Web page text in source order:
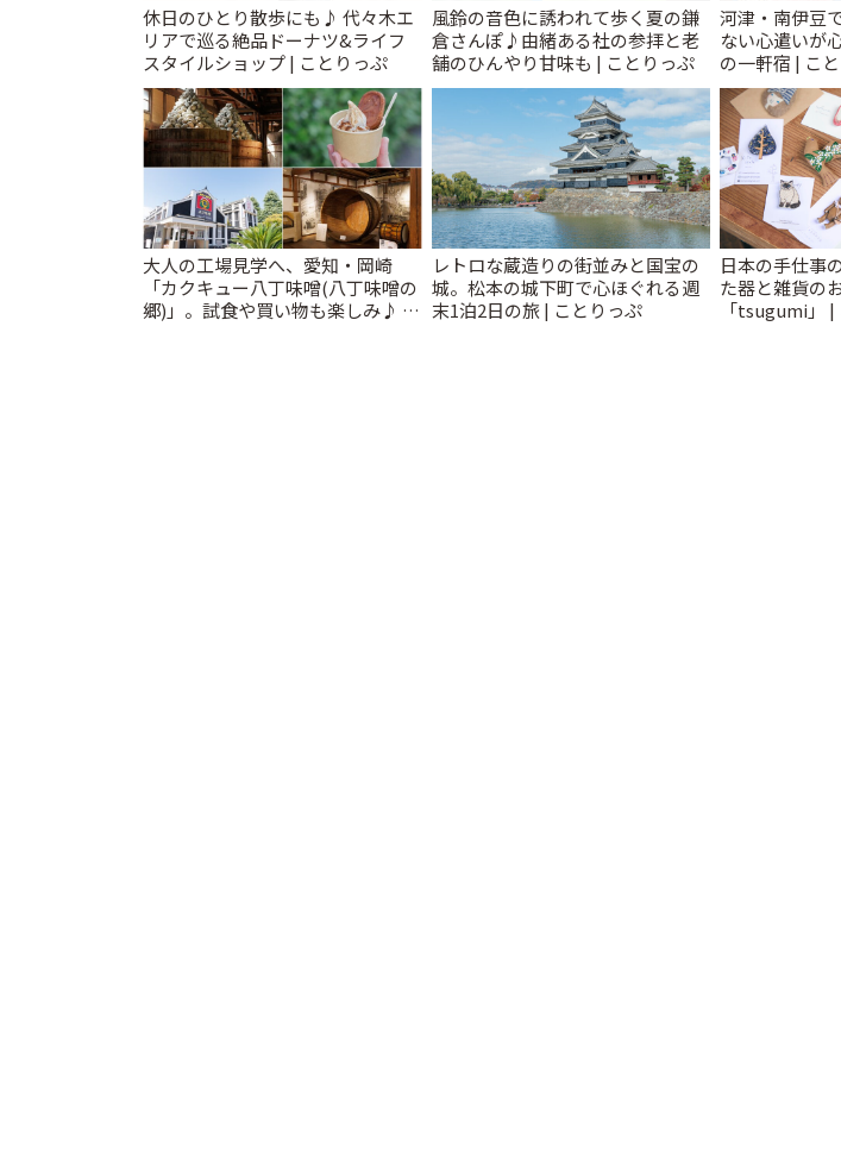
休日のひとり散歩にも♪ 代々木エ
リアで巡る絶品ドーナツ&ライフ
スタイルショップ | ことりっぷ
風鈴の音色に誘われて歩く夏の鎌
倉さんぽ♪由緒ある社の参拝と老
舗のひんやり甘味も | ことりっぷ
河津・南伊豆
ない心遣いが
の一軒宿 | こ
大人の工場見学へ、愛知・岡崎
「カクキュー八丁味噌(八丁味噌の
郷)」。試食や買い物も楽しみ♪ |
レトロな蔵造りの街並みと国宝の
城。松本の城下町で心ほぐれる週
末1泊2日の旅 | ことりっぷ
日本の手仕事
た器と雑貨の
「tsugumi」